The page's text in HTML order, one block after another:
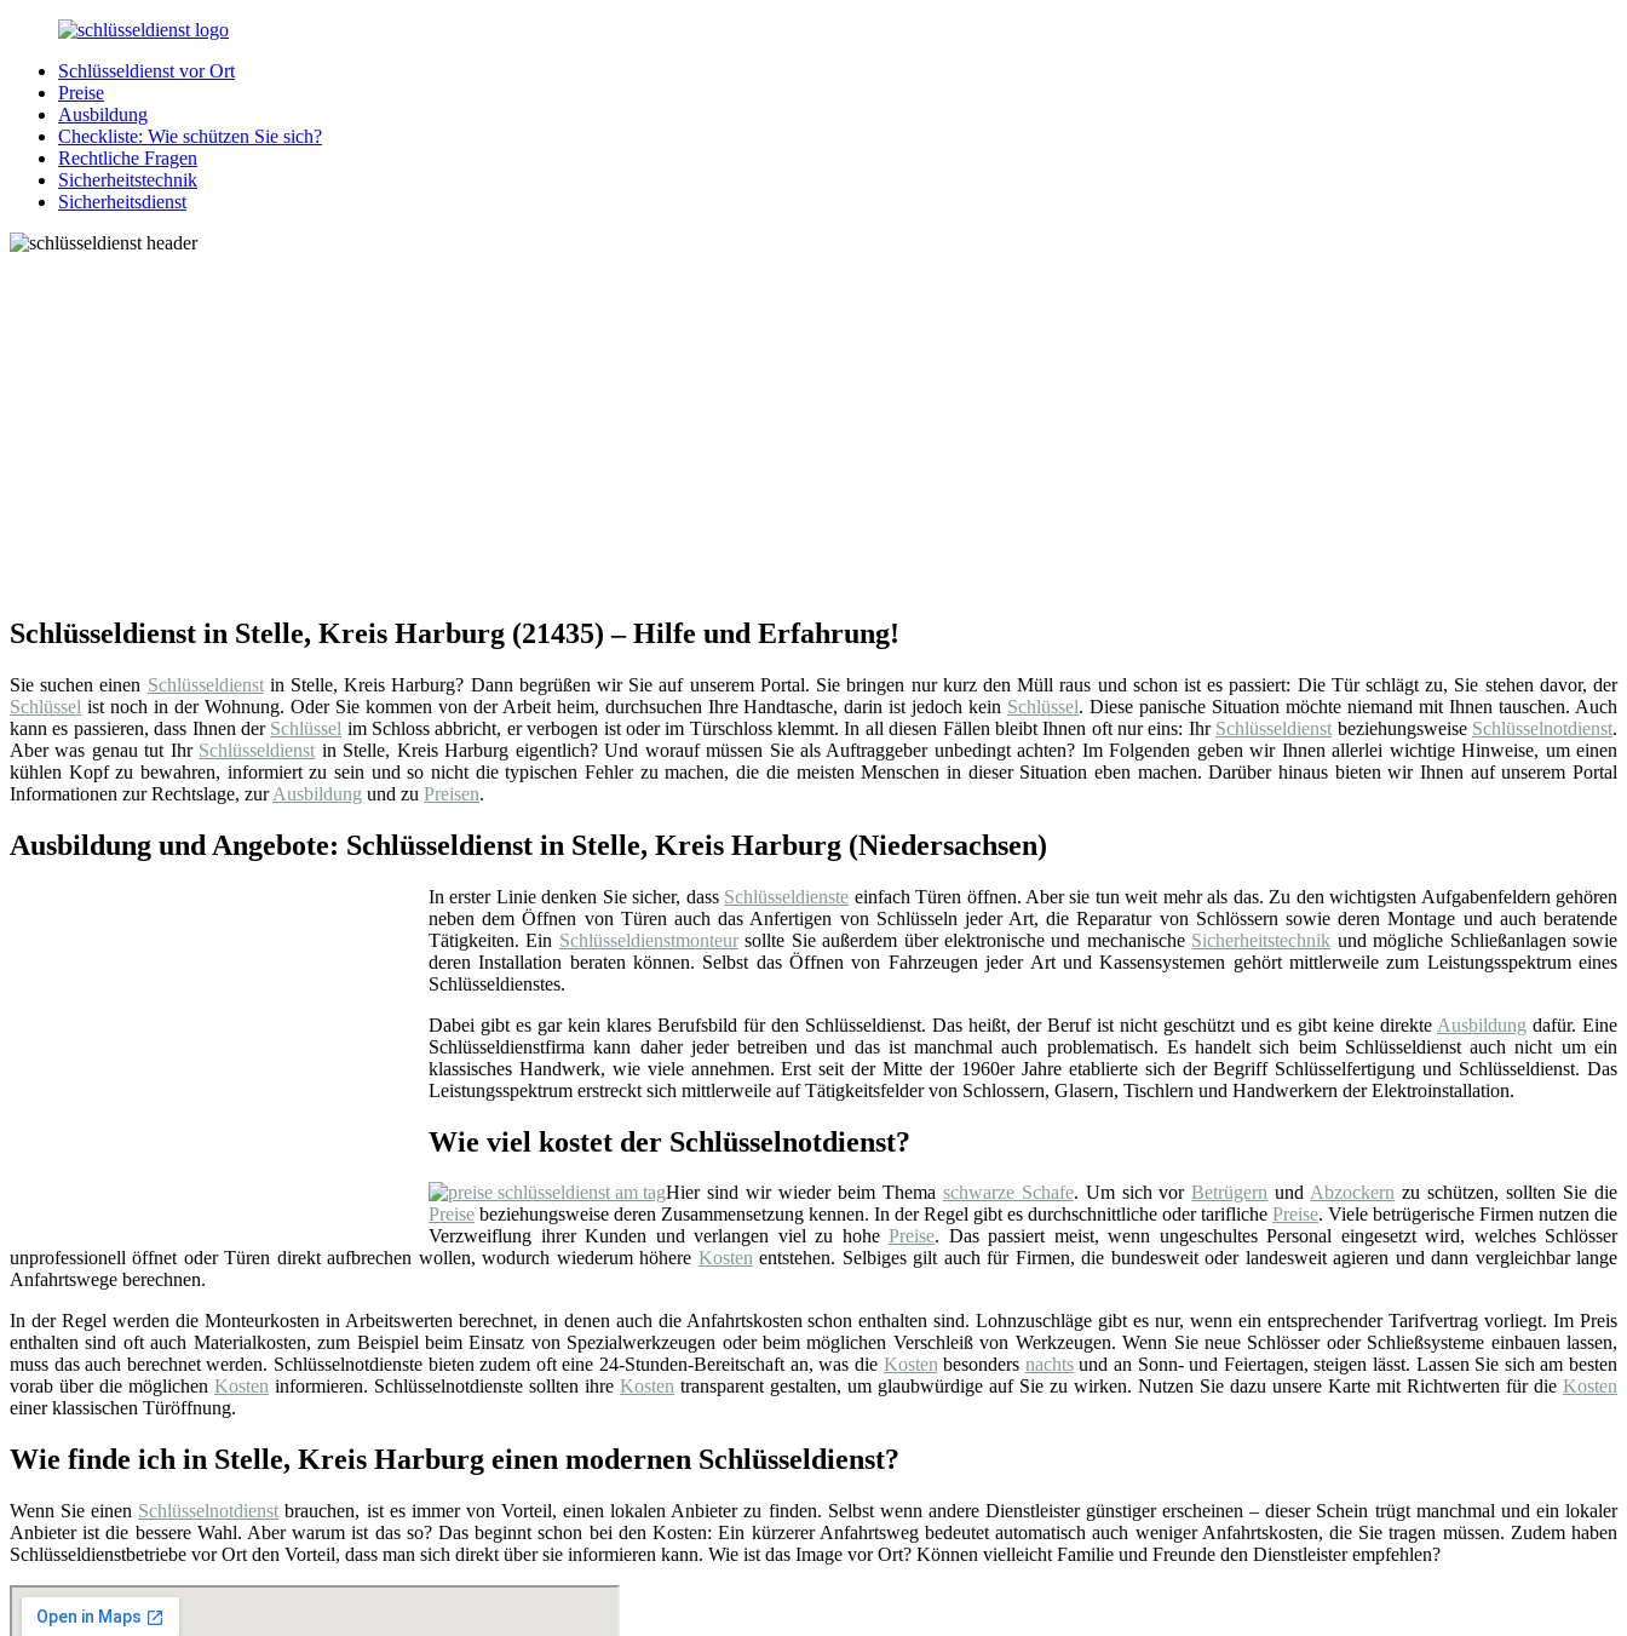
Zurück
Inhalt
SchluesseldienstDirekt.de
Ihre
Notlage
wird
gelöst!
Schlüsseldienst vor Ort
Preise
Ausbildung
Checkliste: Wie schützen Sie sich?
Rechtliche Fragen
Sicherheitstechnik
Sicherheitsdienst
Schlüsseldienst in Stelle, Kreis Harburg (21435) – Hilfe und Erfahrung!
Sie suchen einen Schlüsseldienstin Stelle, Kreis Harburg? Dann begrüßen wir Sie auf unserem Portal. Sie bringen nur kurz den Müll raus und schon ist es passiert: Die Tür schlägt zu, Sie stehen davor, der
Schlüssel ist noch in der Wohnung. Oder Sie kommen von der Arbeit heim, durchsuchen Ihre Handtasche, darin ist jedoch kein Schlüssel. Diese panische Situation möchte niemand mit Ihnen tauschen. Auch
kann es passieren, dass Ihnen der Schlüssel im Schloss abbricht, er verbogen ist oder im Türschloss klemmt. In all diesen Fällen bleibt Ihnen oft nur eins: Ihr Schlüsseldienst beziehungsweise Schlüsselnotdienst.
Aber was genau tut Ihr Schlüsseldienst in Stelle, Kreis Harburg eigentlich? Und worauf müssen Sie als Auftraggeber unbedingt achten? Im Folgenden geben wir Ihnen allerlei wichtige Hinweise, um einen
kühlen Kopf zu bewahren, informiert zu sein und so nicht die typischen Fehler zu machen, die die meisten Menschen in dieser Situation eben machen. Darüber hinaus bieten wir Ihnen auf unserem Portal
Informationen zur Rechtslage, zurAusbildung und zu Preisen.
Ausbildung und Angebote: Schlüsseldienst in Stelle, Kreis Harburg (Niedersachsen)
In erster Linie denken Sie sicher, dass Schlüsseldienste einfach Türen öffnen. Aber sie tun weit mehr als das. Zu den wichtigsten Aufgabenfeldern gehören
neben dem Öffnen von Türen auch das Anfertigen von Schlüsseln jeder Art, die Reparatur von Schlössern sowie deren Montage und auch beratende
Tätigkeiten. Ein Schlüsseldienstmonteursollte Sie außerdem über elektronische und mechanische Sicherheitstechnik und mögliche Schließanlagen sowie
deren Installation beraten können. Selbst das Öffnen von Fahrzeugen jeder Art und Kassensystemen gehört mittlerweile zum Leistungsspektrum eines
Schlüsseldienstes.
Dabei gibt es gar kein klares Berufsbild für den Schlüsseldienst. Das heißt, der Beruf ist nicht geschützt und es gibt keine direkte Ausbildung dafür. Eine
Schlüsseldienstfirma kann daher jeder betreiben und das ist manchmal auch problematisch. Es handelt sich beim Schlüsseldienst auch nicht um ein
klassisches Handwerk, wie viele annehmen. Erst seit der Mitte der 1960er Jahre etablierte sich der Begriff Schlüsselfertigung und Schlüsseldienst. Das
Leistungsspektrum erstreckt sich mittlerweile auf Tätigkeitsfelder von Schlossern, Glasern, Tischlern und Handwerkern der Elektroinstallation.
Wie viel kostet der Schlüsselnotdienst?
Hier sind wir wieder beim Thema schwarze Schafe. Um sich vorBetrügern undAbzockern zu schützen, sollten Sie die
Preise beziehungsweise deren Zusammensetzung kennen. In der Regel gibt es durchschnittliche oder tarifliche Preise. Viele betrügerische Firmen nutzen die
Verzweiflung ihrer Kunden und verlangen viel zu hohe Preise. Das passiert meist, wenn ungeschultes Personal eingesetzt wird, welches Schlösser
unprofessionell öffnet oder Türen direkt aufbrechen wollen, wodurch wiederum höhere Kostenentstehen. Selbiges gilt auch für Firmen, die bundesweit oder landesweit agieren und dann vergleichbar lange
Anfahrtswege berechnen.
In der Regel werden die Monteurkosten in Arbeitswerten berechnet, in denen auch die Anfahrtskosten schon enthalten sind. Lohnzuschläge gibt es nur, wenn ein entsprechender Tarifvertrag vorliegt. Im Preis
enthalten sind oft auch Materialkosten, zum Beispiel beim Einsatz von Spezialwerkzeugen oder beim möglichen Verschleiß von Werkzeugen. Wenn Sie neue Schlösser oder Schließsysteme einbauen lassen,
muss das auch berechnet werden. Schlüsselnotdienste bieten zudem oft eine 24-Stunden-Bereitschaft an, was die Kostenbesonders nachtsund an Sonn- und Feiertagen, steigen lässt. Lassen Sie sich am besten
vorab über die möglichen Kosten informieren. Schlüsselnotdienste sollten ihre Kosten transparent gestalten, um glaubwürdige auf Sie zu wirken. Nutzen Sie dazu unsere Karte mit Richtwerten für die Kosten
einer klassischen Türöffnung.
Wie finde ich in Stelle, Kreis Harburg einen modernen Schlüsseldienst?
Wenn Sie einen Schlüsselnotdienst brauchen, ist es immer von Vorteil, einen lokalen Anbieter zu finden. Selbst wenn andere Dienstleister günstiger erscheinen – dieser Schein trügt manchmal und ein lokaler
Anbieter ist die bessere Wahl. Aber warum ist das so? Das beginnt schon bei den Kosten: Ein kürzerer Anfahrtsweg bedeutet automatisch auch weniger Anfahrtskosten, die Sie tragen müssen. Zudem haben
Schlüsseldienstbetriebe vor Ort den Vorteil, dass man sich direkt über sie informieren kann. Wie ist das Image vor Ort? Können vielleicht Familie und Freunde den Dienstleister empfehlen?